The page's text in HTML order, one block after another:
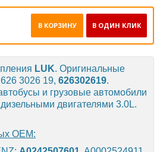
В ОДИН КЛИК
В КОРЗИНУ
LUK. Оригинальные
3026 19, 626302619.
и грузовые автомобили
двигателями 3.0L.
OEM: